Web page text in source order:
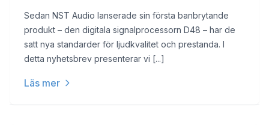
Sedan NST Audio lanserade sin första banbrytande
produkt – den digitala signalprocessorn D48 – har de
satt nya standarder för ljudkvalitet och prestanda. I
detta nyhetsbrev presenterar vi [...]
Läs mer